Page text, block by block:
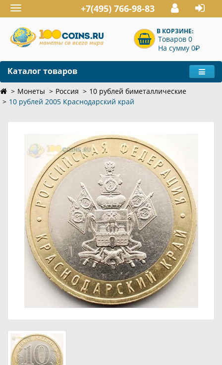
Toggle
navigation
+7(495) 766-98-83
В КОРЗИНЕ:
Товаров 0
На сумму 0P
Каталог товаров
Монеты Россия
10 рублей биметаллические
10 рублей 2005 Краснодарский край